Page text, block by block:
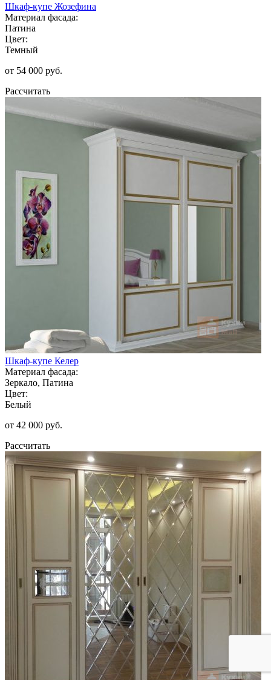
Шкаф-купе Жозефина
Материал фасада:
Патина
Цвет:
Темный
от 54 000 руб.
Рассчитать
Шкаф-купе Келер
Материал фасада:
Зеркало, Патина
Цвет:
Белый
от 42 000 руб.
Рассчитать